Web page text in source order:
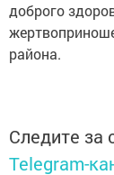
доброго
района.
Следите
Telegram-